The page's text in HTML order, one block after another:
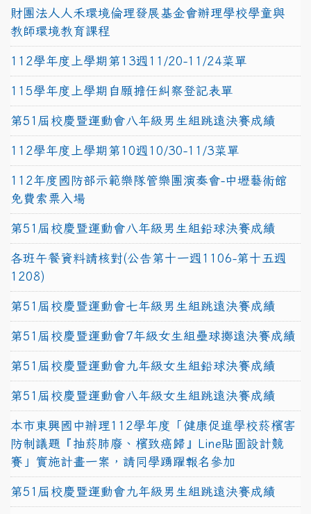
財團法人人禾環境倫理發展基金會辦理學校學童與
教師環境教育課程
112學年度上學期第13週11/20-11/24菜單
115學年度上學期自願擔任糾察登記表單
第51屆校慶暨運動會八年級男生組跳遠決賽成績
112學年度上學期第10週10/30-11/3菜單
112年度國防部示範樂隊管樂團演奏會-中壢藝術館
免費索票入場
第51屆校慶暨運動會八年級男生組鉛球決賽成績
各班午餐資料請核對(公告第十一週1106-第十五週
1208)
第51屆校慶暨運動會七年級男生組跳遠決賽成績
第51屆校慶暨運動會7年級女生組壘球擲遠決賽成績
第51屆校慶暨運動會九年級女生組鉛球決賽成績
第51屆校慶暨運動會八年級女生組跳遠決賽成績
本市東興國中辦理112學年度「健康促進學校菸檳害
防制議題『抽菸肺廢、檳致癌歸』Line貼圖設計競
賽」實施計畫一案，請同學踴躍報名參加
第51屆校慶暨運動會九年級男生組跳遠決賽成績